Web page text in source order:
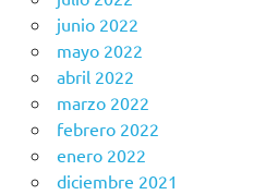
junio 2022
mayo 2022
abril 2022
marzo 2022
febrero 2022
enero 2022
diciembre 2021